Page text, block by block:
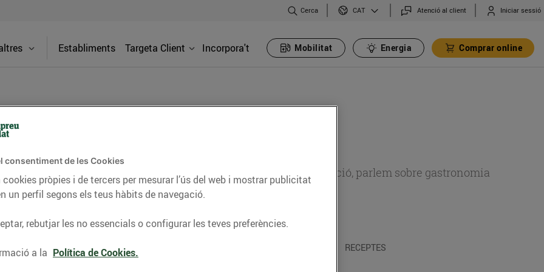
Cerca CAT Atenció al client Iniciar sessió
Establiments Targeta Client Incorpora't Mobilitat Energia Comprar online
consells nutricionals, informació d’actualitat sobre alimentació, parlem sobre gastronomia
del nostre territori i molts altres temes.
CONSELLS I HÀBITS SALUDABLES RECEPTES
consentiment de les Cookies
pròpies i de tercers per mesurar l’ús del web i mostrar publicitat
un perfil segons els teus hàbits de navegació.
rebutjar les no essencials o configurar les teves preferències.
a la Política de Cookies.